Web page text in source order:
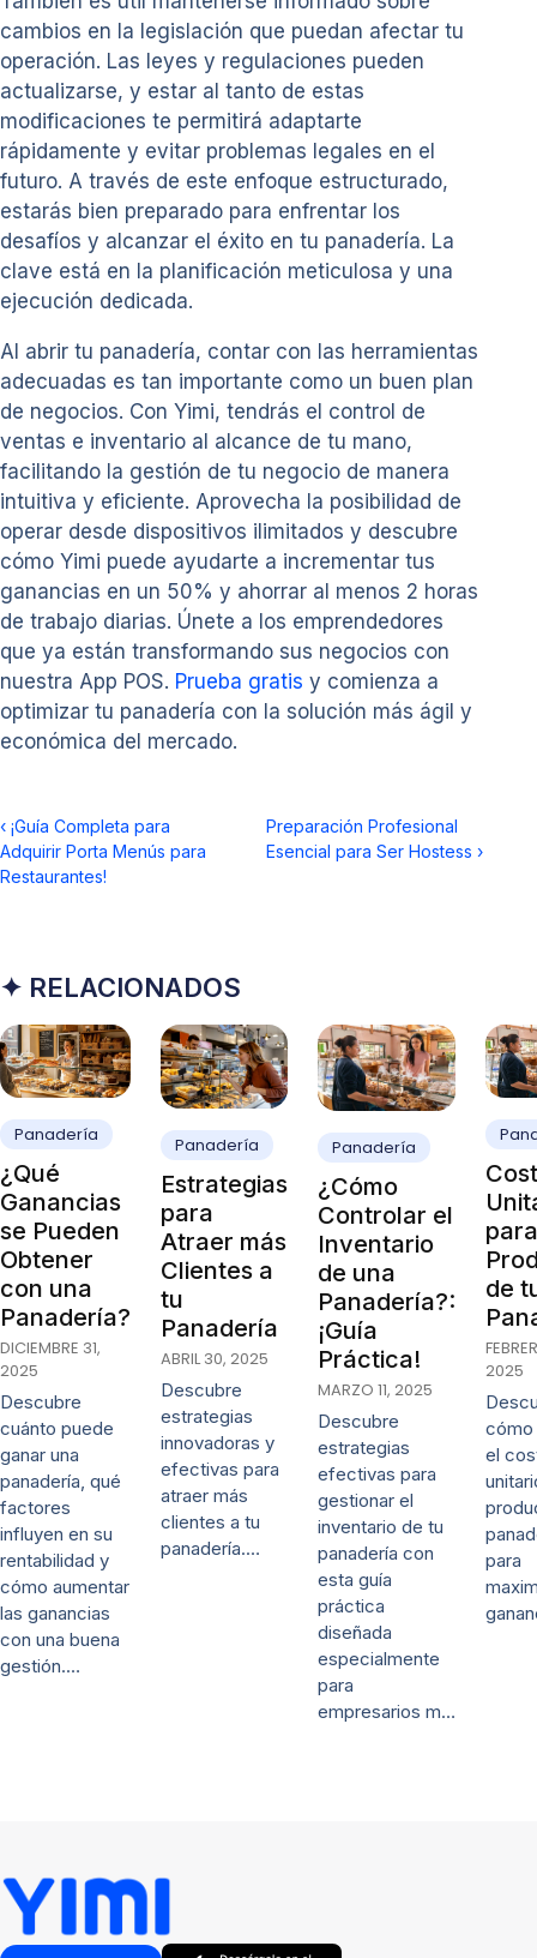
cambios en la legislación que puedan afectar tu
operación. Las leyes y regulaciones pueden
actualizarse, y estar al tanto de estas
modificaciones te permitirá adaptarte
rápidamente y evitar problemas legales en el
futuro. A través de este enfoque estructurado,
estarás bien preparado para enfrentar los
desafíos y alcanzar el éxito en tu panadería. La
clave está en la planificación meticulosa y una
ejecución dedicada.
Al abrir tu panadería, contar con las herramientas
adecuadas es tan importante como un buen plan
de negocios. Con Yimi, tendrás el control de
ventas e inventario al alcance de tu mano,
facilitando la gestión de tu negocio de manera
intuitiva y eficiente. Aprovecha la posibilidad de
operar desde dispositivos ilimitados y descubre
cómo Yimi puede ayudarte a incrementar tus
ganancias en un 50% y ahorrar al menos 2 horas
de trabajo diarias. Únete a los emprendedores
que ya están transformando sus negocios con
nuestra App POS. Prueba gratis y comienza a
optimizar tu panadería con la solución más ágil y
económica del mercado.
‹ ¡Guía Completa para
Adquirir Porta Menús para
Restaurantes!
Preparación Profesional
Esencial para Ser Hostess ›
✦ RELACIONADOS
Panadería
¿Qué
Ganancias
se Pueden
Obtener
con una
Panadería?
DICIEMBRE 31,
2025
Descubre
cuánto puede
ganar una
panadería, qué
factores
influyen en su
rentabilidad y
cómo aumentar
las ganancias
con una buena
gestión.…
Panadería
Estrategias
para
Atraer más
Clientes a
tu
Panadería
ABRIL 30, 2025
Descubre
estrategias
innovadoras y
efectivas para
atraer más
clientes a tu
panadería.…
Panadería
¿Cómo
Controlar el
Inventario
de una
Panadería?:
¡Guía
Práctica!
MARZO 11, 2025
Descubre
estrategias
efectivas para
gestionar el
inventario de tu
panadería con
esta guía
práctica
diseñada
especialmente
para
empresarios m…
para
de
2025
cómo
el
para